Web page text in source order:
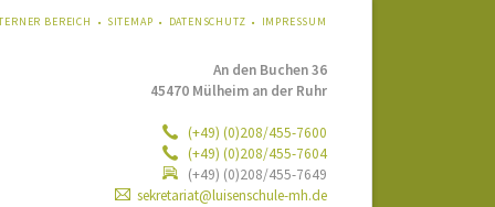
BEREICH SITEMAP DATENSCHUTZ IMPRESSUM
An den Buchen 36
45470 Mülheim an der Ruhr
(+49) (0)208/455-7600
(+49) (0)208/455-7604
(+49) (0)208/455-7649
sekretariat@luisenschule-mh.de